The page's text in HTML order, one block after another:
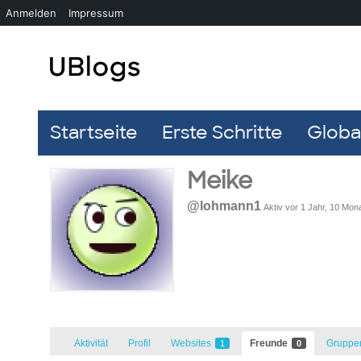
Startseite Erste Schritte
Meike
@lohmann1 Aktiv vor 1 Jahr, 10
Aktivität Profil Websites 1 Freunde 0
Anmelden Impressum